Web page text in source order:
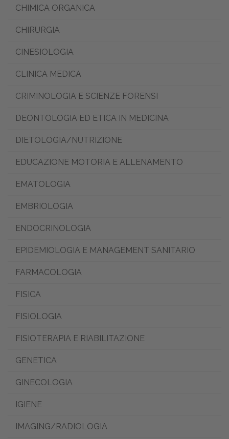
CHIMICA ORGANICA
CHIRURGIA
CINESIOLOGIA
CLINICA MEDICA
CRIMINOLOGIA E SCIENZE FORENSI
DEONTOLOGIA ED ETICA IN MEDICINA
DIETOLOGIA/NUTRIZIONE
EDUCAZIONE MOTORIA E ALLENAMENTO
EMATOLOGIA
EMBRIOLOGIA
ENDOCRINOLOGIA
EPIDEMIOLOGIA E MANAGEMENT SANITARIO
FARMACOLOGIA
FISICA
FISIOLOGIA
FISIOTERAPIA E RIABILITAZIONE
GENETICA
GINECOLOGIA
IGIENE
IMAGING/RADIOLOGIA